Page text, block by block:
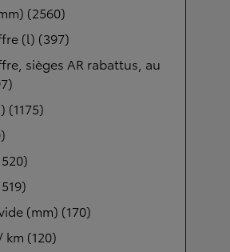
(2560)
(l) (397)
sièges AR rabattus, au
(1175)
(mm) (170)
(120)